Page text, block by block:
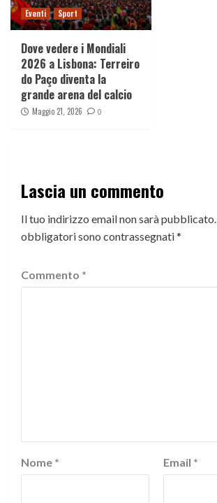
Eventi Sport
Dove vedere i Mondiali
2026 a Lisbona: Terreiro
do Paço diventa la
grande arena del calcio
Maggio 21, 2026 0
Lascia un commento
Il tuo indirizzo email non sarà pubblicato.
obbligatori sono contrassegnati*
Commento *
Nome * Email *